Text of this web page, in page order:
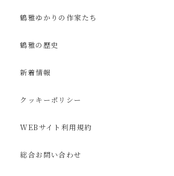
鶴雅ゆかりの作家たち
鶴雅の歴史
新着情報
クッキーポリシー
WEBサイト利用規約
総合お問い合わせ